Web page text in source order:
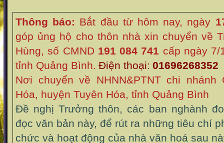
Thông báo: Bắt đầu từ hôm nay, ngày
góp ủng hộ cho thôn nhà xin chuyển về
Hùng, số CMND 191 084 741 cấp ngày 7/
tỉnh Quảng Bình. Điện thoại: 01696268352
Nơi chuyển về NHNN&PTNT chi
Hóa, huyện Tuyên Hóa, tỉnh Quảng Bình
Đề nghị Trưởng thôn, các ban nghành
đọc văn bản này, để rút ra những tiêu chí
chức và hoạt động của nhà văn hoá sau